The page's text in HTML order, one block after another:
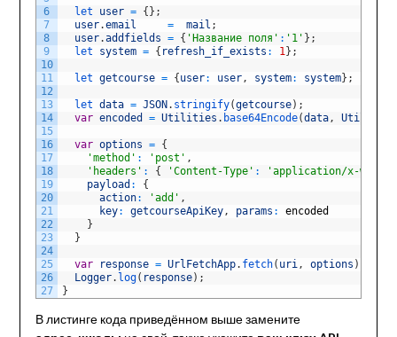
6
7
8
9
10
11
12
13
14
15
16
17
18
19
20
21
22
23
24
25
26
27
let user = {} ;
user.email = mail ;
user.addfields = { 'Название поля' : '1' } ;
let
system = { refresh_if_exists : 1} ;
let getcourse = {user: user, system: system} ;
let data = JSON. stringify(getcourse) ;
var encoded = Utilities . base64Encode(data, Utilities
var options =
{
'method' : 'post' ,
'headers' : { 'Content-Type' :
'application/x-www-
payload :
{
action: 'add' ,
key: getcourseApiKey, params :
encoded
}
}
var response = UrlFetchApp. fetch( uri, options )
Logger. log( response) ;
}
В листинге кода приведённом выше замените